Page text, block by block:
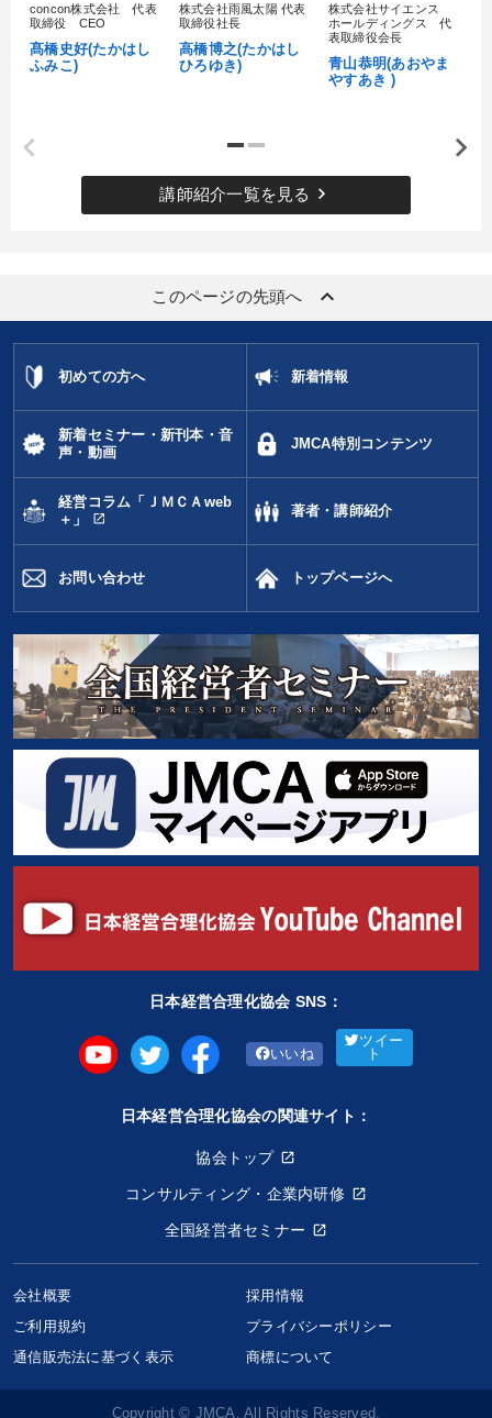
財務・数字力の向上 新事業・新商品づくり
資産保全 トレンド
すべての音声・動画（全2076タイトル）からお探しいただけます
マーケティング 両利きの経営 稲盛和夫 FCビジネス
不動産
女性経営者 インフレ対策・値上げ IT・デジタル活用
労務問題・人事対策 中小企業 モチベーション
テレビ・ネットで話題 プレゼン 運勢・先見
※「更新」を押すと「タグ・キーワード」を更新いただけます。
concon株式会社 代表
取締役 CEO
髙橋史好(たかはし
ふみこ)
株式会社雨風太陽 代表
取締役社長
高橋博之(たかはし
ひろゆき)
株式会社サイエンス
ホールディングス 代
表取締役会長
青山恭明(あおやま
やすあき )
講師紹介一覧を見る keyboard_arrow_right
このページの先頭へ keyboard_arrow_up
初めての方へ 新着情報
新着セミナー・新刊本・音
声・動画
JMCA特別コンテンツ
経営コラム「ＪＭＣＡweb
＋」
open_in_new
著者・講師紹介
お問い合わせ トップページへ
日本経営合理化協会 SNS：
いいね
ツイー
ト
日本経営合理化協会の関連サイト：
協会トップ
コンサルティング・企業内研修
全国経営者セミナー
会社概要
採用情報
ご利用規約
プライバシーポリシー
通信販売法に基づく表示
商標について
Copyright © JMCA. All Rights Reserved.